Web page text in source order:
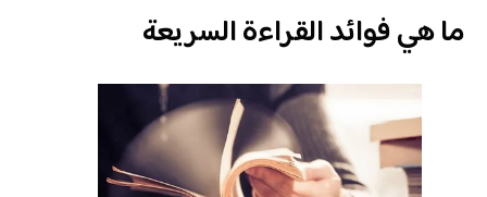
ما هي فوائد القراءة السريعة